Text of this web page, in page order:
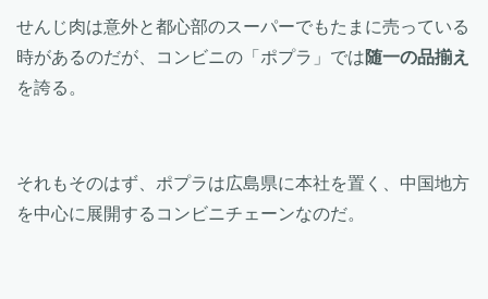
せんじ肉は意外と都心部のスーパーでもたまに売っている
時があるのだが、コンビニの「ポプラ」では随一の品揃え
を誇る。
それもそのはず、ポプラは広島県に本社を置く、中国地方
を中心に展開するコンビニチェーンなのだ。